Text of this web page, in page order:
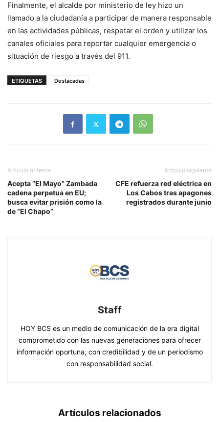
Finalmente, el alcalde por ministerio de ley hizo un
llamado a la ciudadanía a participar de manera responsable
en las actividades públicas, respetar el orden y utilizar los
canales oficiales para reportar cualquier emergencia o
situación de riesgo a través del 911.
ETIQUETAS Destacadas
Artículo anterior
Acepta “El Mayo” Zambada
cadena perpetua en EU;
busca evitar prisión como la
de “El Chapo”
Artículo siguiente
CFE refuerza red eléctrica en
Los Cabos tras apagones
registrados durante junio
Staff
HOY BCS es un medio de comunicación de la era digital
comprometido con las nuevas generaciones para ofrecer
información oportuna, con credibilidad y de un periodismo
con responsabilidad social.
Artículos relacionados